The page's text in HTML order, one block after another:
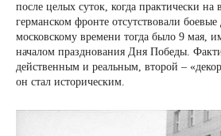
после целых суток, когда практически на
германском фронте отсутствовали
московскому времени тогда было 9 мая,
началом празднования Дня Победы.
действенным и реальным, второй –
он стал историческим.